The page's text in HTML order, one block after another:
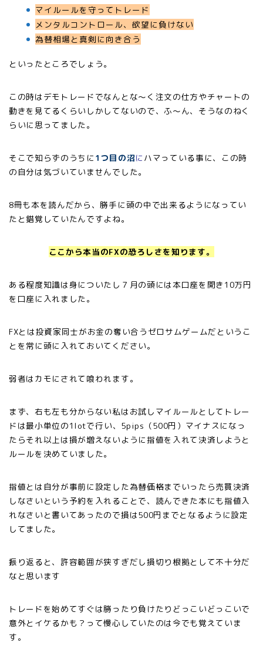
マイルールを守ってトレード
メンタルコントロール、欲望に負けない
為替相場と真剣に向き合う
といったところでしょう。
この時はデモトレードでなんとな〜く注文の仕方やチャートの
動きを見てるくらいしかしてないので、ふ〜ん、そうなのねく
らいに思ってました。
そこで知らずのうちに 1つ目の沼に ハマっている事に、この時
の自分は気づいていませんでした。
8冊も本を読んだから、勝手に頭の中で出来るようになってい
たと錯覚していたんですよね。
ここから本当のFXの恐ろしさを知ります。
ある程度知識は身についたし７月の頭には本口座を開き10万円
を口座に入れました。
FXとは投資家同士がお金の奪い合うゼロサムゲームだというこ
とを常に頭に入れておいてください。
弱者はカモにされて喰われます。
まず、右も左も分からない私はお試しマイルールとしてトレー
ドは最小単位の1lotで行い、5pips（500円）マイナスになっ
たらそれ以上は損が増えないように指値を入れて決済しようと
ルールを決めていました。
指値とは自分が事前に設定した為替価格までいったら売買決済
しなさいという予約を入れることで、読んできた本にも指値入
れなさいと書いてあったので損は500円までとなるように設定
してました。
振り返ると、許容範囲が狭すぎだし損切り根拠として不十分だ
なと思います
トレードを始めてすぐは勝ったり負けたりどっこいどっこいで
意外とイケるかも？って慢心していたのは今でも覚えていま
す。